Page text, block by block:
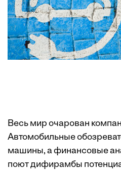
Весь мир очарован
Автомобильные
машины, а финансовые
поют дифирамбы